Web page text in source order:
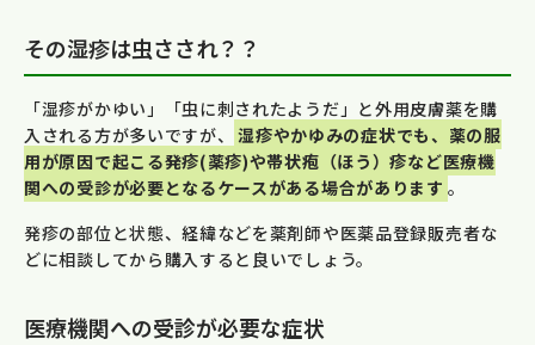
その湿疹は虫さされ？？
「湿疹がかゆい」「虫に刺されたようだ」と外用皮膚薬を購
入される方が多いですが、
湿疹やかゆみの症状でも、薬の服
用が原因で起こる発疹(薬疹)や帯状疱（ほう）疹など医療機
関への受診が必要となるケースがある場合があります 。
発疹の部位と状態、経緯などを薬剤師や医薬品登録販売者な
どに相談してから購入すると良いでしょう。
医療機関への受診が必要な症状